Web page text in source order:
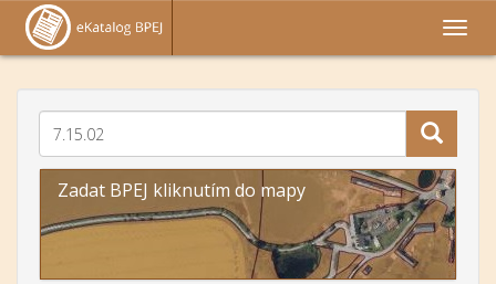
Zadat BPEJ kliknutím do mapy